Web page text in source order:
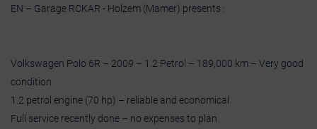
EN – Garage RCKAR - Holzem (Mamer) presents :
Volkswagen Polo 6R – 2009 – 1.2 Petrol – 189,000 km – Very good
condition
1.2 petrol engine (70 hp) – reliable and economical
Full service recently done – no expenses to plan